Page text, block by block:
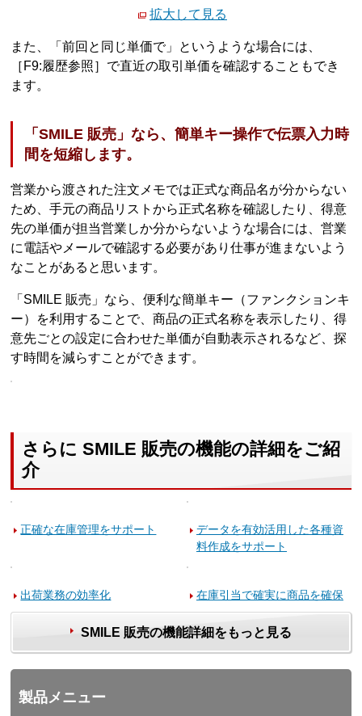
拡大して見る
また、「前回と同じ単価で」というような場合には、
［F9:履歴参照］で直近の取引単価を確認することもでき
ます。
「SMILE 販売」なら、簡単キー操作で伝票入力時
間を短縮します。
営業から渡された注文メモでは正式な商品名が分からない
ため、手元の商品リストから正式名称を確認したり、得意
先の単価が担当営業しか分からないような場合には、営業
に電話やメールで確認する必要があり仕事が進まないよう
なことがあると思います。
「SMILE 販売」なら、便利な簡単キー（ファンクションキ
ー）を利用することで、商品の正式名称を表示したり、得
意先ごとの設定に合わせた単価が自動表示されるなど、探
す時間を減らすことができます。
さらに SMILE 販売の機能の詳細をご紹
介
正確な在庫管理をサポート
データを有効活用した各種資
料作成をサポート
出荷業務の効率化 在庫引当で確実に商品を確保
SMILE 販売の機能詳細をもっと見る
製品メニュー